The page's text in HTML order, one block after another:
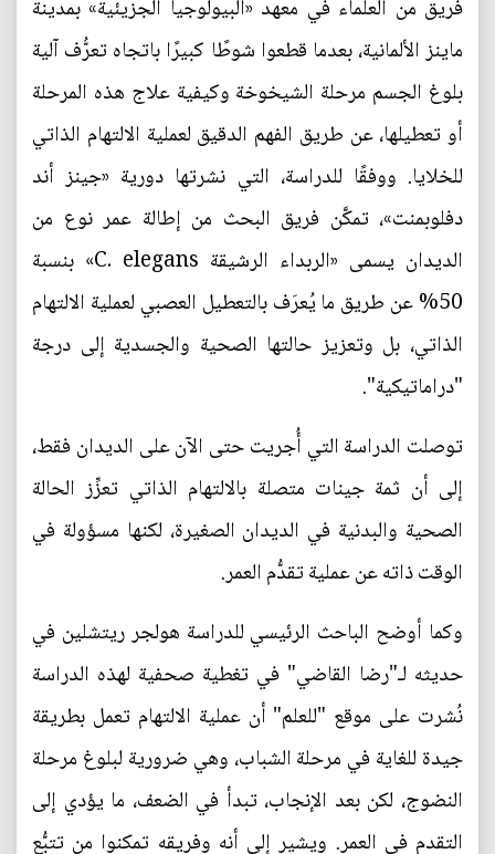
فريق من العلماء في معهد «البيولوجيا الجزيئية» بمدينة
ماينز الألمانية، بعدما قطعوا شوطًا كبيرًا باتجاه تعرُّف آلية
بلوغ الجسم مرحلة الشيخوخة وكيفية علاج هذه المرحلة
أو تعطيلها، عن طريق الفهم الدقيق لعملية الالتهام الذاتي
للخلايا. ووفقًا للدراسة، التي نشرتها دورية «جينز أند
دفلوبمنت»، تمكَّن فريق البحث من إطالة عمر نوع من
الديدان يسمى «الربداء الرشيقة C. elegans» بنسبة
50% عن طريق ما يُعرَف بالتعطيل العصبي لعملية الالتهام
الذاتي، بل وتعزيز حالتها الصحية والجسدية إلى درجة
"دراماتيكية".
توصلت الدراسة التي أُجريت حتى الآن على الديدان فقط،
إلى أن ثمة جينات متصلة بالالتهام الذاتي تعزِّز الحالة
الصحية والبدنية في الديدان الصغيرة، لكنها مسؤولة في
الوقت ذاته عن عملية تقدُّم العمر.
وكما أوضح الباحث الرئيسي للدراسة هولجر ريتشلين في
حديثه لـ"رضا القاضي" في تغطية صحفية لهذه الدراسة
نُشرت على موقع "للعلم" أن عملية الالتهام تعمل بطريقة
جيدة للغاية في مرحلة الشباب، وهي ضرورية لبلوغ مرحلة
النضوج، لكن بعد الإنجاب، تبدأ في الضعف، ما يؤدي إلى
التقدم في العمر. ويشير إلى أنه وفريقه تمكنوا من تتبُّع